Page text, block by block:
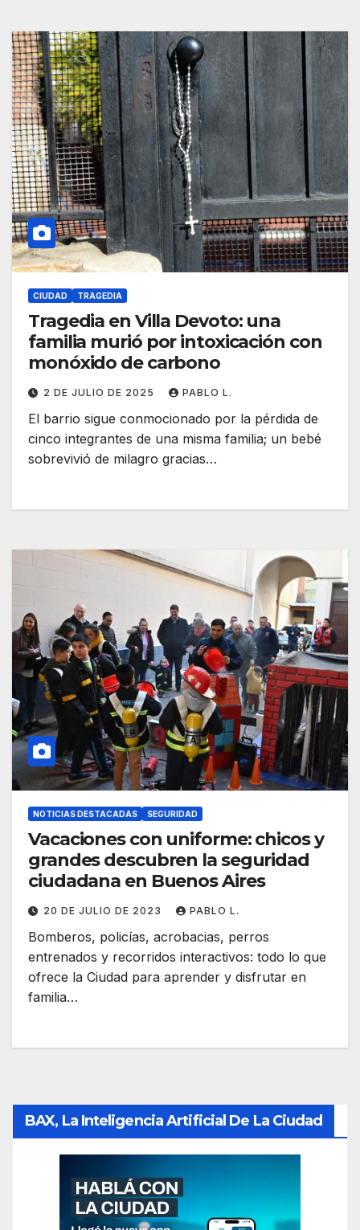
CIUDAD TRAGEDIA
Tragedia en Villa Devoto: una
familia murió por intoxicación con
monóxido de carbono
2 DE JULIO DE 2025 PABLO L.
El barrio sigue conmocionado por la pérdida de
cinco integrantes de una misma familia; un bebé
sobrevivió de milagro gracias…
NOTICIAS DESTACADAS SEGURIDAD
Vacaciones con uniforme: chicos y
grandes descubren la seguridad
ciudadana en Buenos Aires
20 DE JULIO DE 2023 PABLO L.
Bomberos, policías, acrobacias, perros
entrenados y recorridos interactivos: todo lo que
ofrece la Ciudad para aprender y disfrutar en
familia…
BAX, La Inteligencia Artificial De La Ciudad